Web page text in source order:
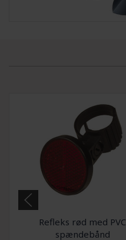
Refleks rød med PVC
spændebånd